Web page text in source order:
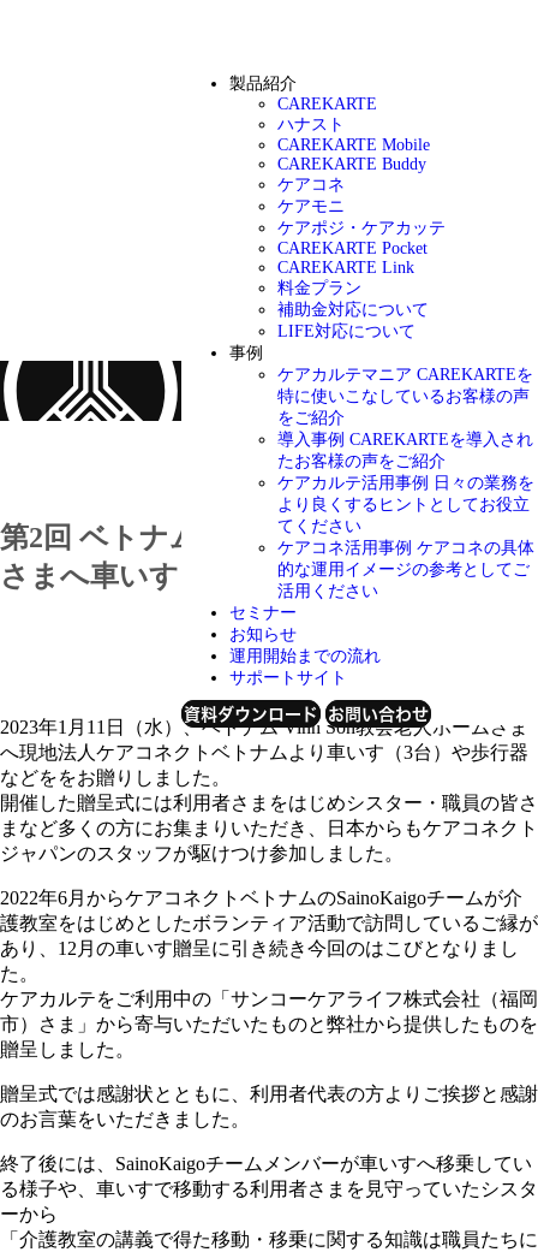
製品紹介
CAREKARTE
ハナスト
CAREKARTE Mobile
CAREKARTE Buddy
ケアコネ
ケアモニ
ケアポジ・ケアカッテ
CAREKARTE Pocket
CAREKARTE Link
料金プラン
補助金対応について
LIFE対応について
事例
ケアカルテマニア CAREKARTEを
特に使いこなしているお客様の声
をご紹介
導入事例 CAREKARTEを導入され
たお客様の声をご紹介
ケアカルテ活用事例
日々の業務を
より良くするヒントとしてお役立
てください
ケアコネ活用事例 ケアコネの具体
的な運用イメージの参考としてご
活用ください
セミナー
お知らせ
運用開始までの流れ
サポートサイト
資料ダウンロード お問い合わせ
お知らせ
第2回 ベトナムVinh Son教会老人ホーム
さまへ車いすをお贈りしました
2023年1月11日（水）、ベトナム Vinh Son教会老人ホームさま
へ現地法人ケアコネクトベトナムより車いす（3台）や歩行器
などををお贈りしました。
開催した贈呈式には利用者さまをはじめシスター・職員の皆さ
まなど多くの方にお集まりいただき、日本からもケアコネクト
ジャパンのスタッフが駆けつけ参加しました。
2022年6月からケアコネクトベトナムのSainoKaigoチームが介
護教室をはじめとしたボランティア活動で訪問しているご縁が
あり、12月の車いす贈呈に引き続き今回のはこびとなりまし
た。
ケアカルテをご利用中の「サンコーケアライフ株式会社（福岡
市）さま」から寄与いただいたものと弊社から提供したものを
贈呈しました。
贈呈式では感謝状とともに、利用者代表の方よりご挨拶と感謝
のお言葉をいただきました。
終了後には、SainoKaigoチームメンバーが車いすへ移乗してい
る様子や、車いすで移動する利用者さまを見守っていたシスタ
ーから
「介護教室の講義で得た移動・移乗に関する知識は職員たちに